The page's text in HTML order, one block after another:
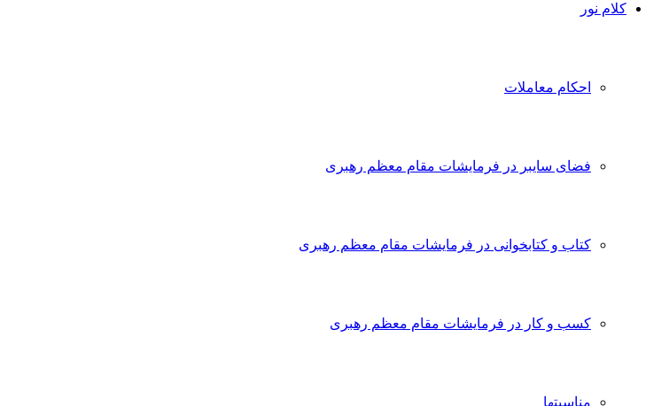
کلام نور
احکام معاملات
فضای سایبر در فرمایشات مقام معظم رهبری
کتاب و کتابخوانی در فرمایشات مقام معظم رهبری
کسب و کار در فرمایشات مقام معظم رهبری
مناسبتها